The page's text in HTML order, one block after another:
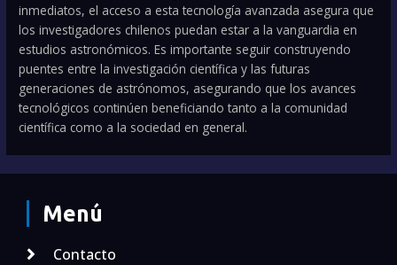
inmediatos, el acceso a esta tecnología avanzada asegura que
los investigadores chilenos puedan estar a la vanguardia en
estudios astronómicos. Es importante seguir construyendo
puentes entre la investigación científica y las futuras
generaciones de astrónomos, asegurando que los avances
tecnológicos continúen beneficiando tanto a la comunidad
científica como a la sociedad en general.
Menú
Contacto